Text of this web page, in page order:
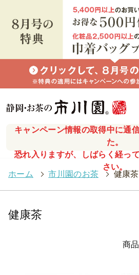
キャンペーン情報の取得中に通
た。
恐れ入りますが、しばらく経っ
さい。
ホーム > 市川園のお茶 > 健康茶
健康茶
商